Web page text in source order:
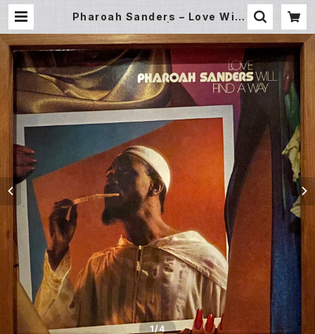
Pharoah Sanders – Love Will
d Gallery Record Store
1/4